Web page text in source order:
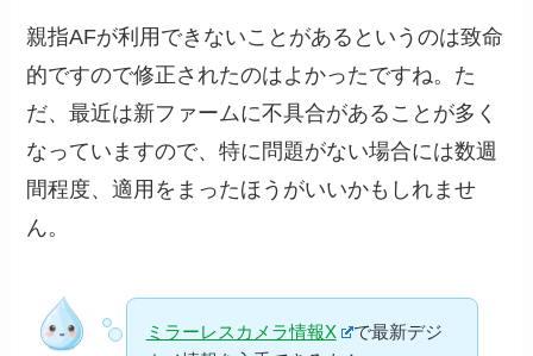
親指AFが利用できないことがあるというのは致命
的ですので修正されたのはよかったですね。た
だ、最近は新ファームに不具合があることが多く
なっていますので、特に問題がない場合には数週
間程度、適用をまったほうがいいかもしれませ
ん。
ミラーレスカメラ情報X
で最新デジ